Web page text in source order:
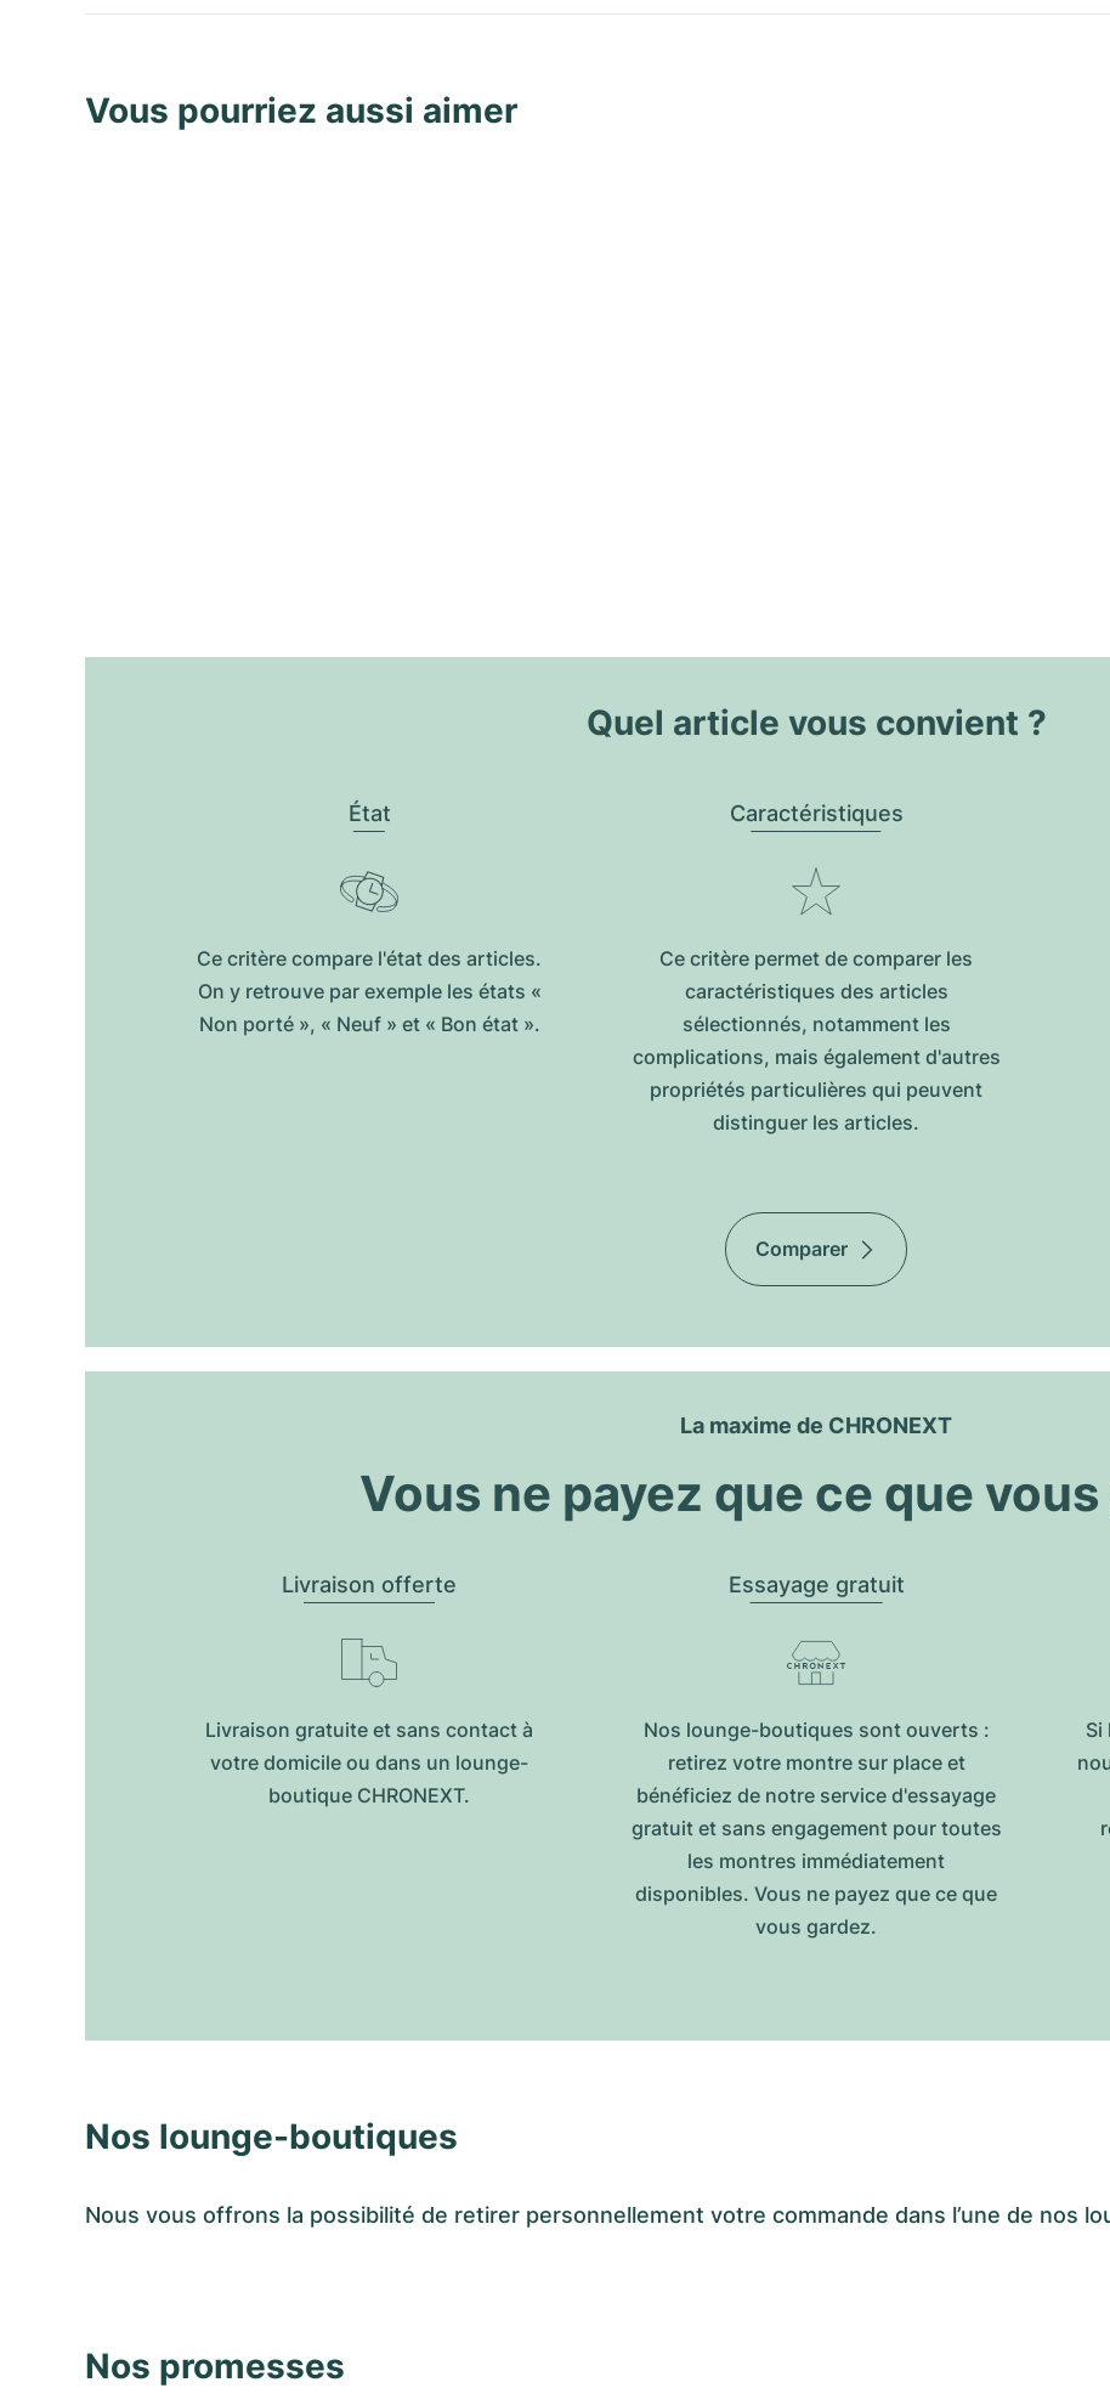
Vous pourriez aussi aimer
Quel article vous convient ?
État
Ce critère compare l'état des articles.
On y retrouve par exemple les états «
Non porté », « Neuf » et « Bon état ».
Caractéristiques
Ce critère permet de comparer les
caractéristiques des articles
sélectionnés, notamment les
complications, mais également d'autres
propriétés particulières qui peuvent
distinguer les articles.
Comparer
La maxime de CHRONEXT
Vous ne payez que ce que
Livraison offerte
Livraison gratuite et sans contact à
votre domicile ou dans un lounge-
boutique CHRONEXT.
Essayage gratuit
Nos lounge-boutiques sont ouverts :
retirez votre montre sur place et
bénéficiez de notre service d'essayage
gratuit et sans engagement pour toutes
les montres immédiatement
disponibles. Vous ne payez que ce que
vous gardez.
Si
Nos lounge-boutiques
Nous vous offrons la possibilité de retirer personnellement votre commande dans l’une de nos
Nos promesses